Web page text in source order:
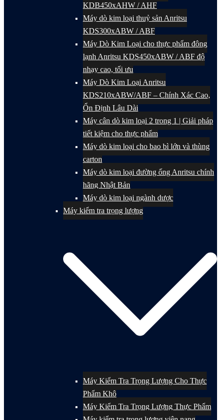
KDB450xAHW / AHF
Máy dò kim loại thuỷ sản Anritsu
KDS300xABW / ABF
Máy Dò Kim Loại cho thực phẩm đông
lạnh Anritsu KDS450xABW / ABF độ
nhạy cao, tối ưu
Máy Dò Kim Loại Anritsu
KDS210xABW/ABF – Chính Xác Cao,
Ổn Định Lâu Dài
Máy cân dò kim loại 2 trong 1 | Giải pháp
tiết kiệm cho thực phẩm
Máy dò kim loại cho bao bì lớn và thùng
carton
Máy dò kim loại đường ống Anritsu chính
hãng Nhật Bản
Máy dò kim loại ngành dược
Máy kiểm tra trọng lượng
Máy Kiểm Tra Trọng Lượng Cho Thực
Phẩm Khô
Máy Kiểm Tra Trọng Lượng Thực Phẩm